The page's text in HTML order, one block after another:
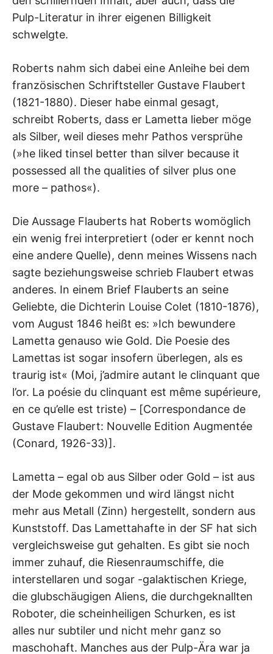
Pulp-Literatur in ihrer eigenen Billigkeit
schwelgte.
Roberts nahm sich dabei eine Anleihe bei dem
französischen Schriftsteller Gustave Flaubert
(1821-1880). Dieser habe einmal gesagt,
schreibt Roberts, dass er Lametta lieber möge
als Silber, weil dieses mehr Pathos versprühe
(»he liked tinsel better than silver because it
possessed all the qualities of silver plus one
more – pathos«).
Die Aussage Flauberts hat Roberts womöglich
ein wenig frei interpretiert (oder er kennt noch
eine andere Quelle), denn meines Wissens nach
sagte beziehungsweise schrieb Flaubert etwas
anderes. In einem Brief Flauberts an seine
Geliebte, die Dichterin Louise Colet (1810-1876),
vom August 1846 heißt es: »Ich bewundere
Lametta genauso wie Gold. Die Poesie des
Lamettas ist sogar insofern überlegen, als es
traurig ist« (Moi, j’admire autant le clinquant que
l’or. La poésie du clinquant est même supérieure,
en ce qu’elle est triste) – [Correspondance de
Gustave Flaubert: Nouvelle Edition Augmentée
(Conard, 1926-33)].
Lametta – egal ob aus Silber oder Gold – ist aus
der Mode gekommen und wird längst nicht
mehr aus Metall (Zinn) hergestellt, sondern aus
Kunststoff. Das Lamettahafte in der SF hat sich
vergleichsweise gut gehalten. Es gibt sie noch
immer zuhauf, die Riesenraumschiffe, die
interstellaren und sogar -galaktischen Kriege,
die glubschäugigen Aliens, die durchgeknallten
Roboter, die scheinheiligen Schurken, es ist
alles nur subtiler und nicht mehr ganz so
maschohaft. Manches aus der Pulp-Ära war ja